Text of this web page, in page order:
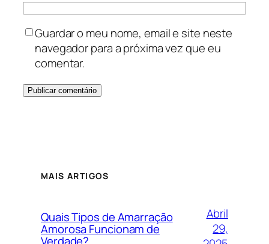
Guardar o meu nome, email e site neste
navegador para a próxima vez que eu
comentar.
MAIS ARTIGOS
Quais Tipos de Amarração
Amorosa Funcionam de
Verdade?
Abril
29,